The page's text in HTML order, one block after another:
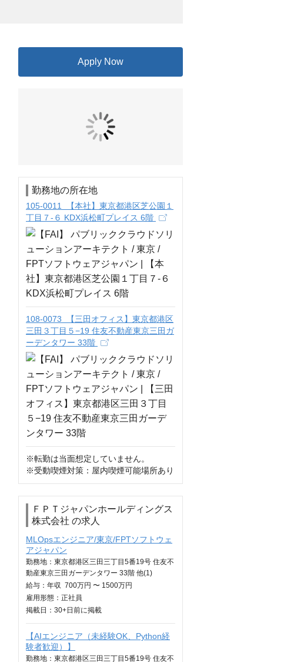
Apply Now
勤務地の所在地
105-0011 【本社】東京都港区芝公園１
丁目７-６ KDX浜松町プレイス 6階
108-0073 【三田オフィス】東京都港区
三田３丁目５−19 住友不動産東京三田ガ
ーデンタワー 33階
※転勤は当面想定していません。
※受動喫煙対策：屋内喫煙可能場所あり
ＦＰＴジャパンホールディングス
株式会社 の求人
MLOpsエンジニア/東京/FPTソフトウェ
アジャパン
勤務地：東京都港区三田三丁目5番19号 住友不
動産東京三田ガーデンタワー 33階 他(1)
給与： 年収 700万円 〜 1500万円
雇用形態：正社員
掲載日： 30+日 前に掲載
【AIエンジニア（未経験OK、Python経
験者歓迎）】
勤務地：東京都港区三田三丁目5番19号 住友不